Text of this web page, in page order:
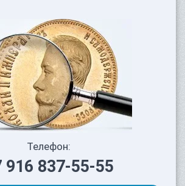
Телефон:
916 837-55-55